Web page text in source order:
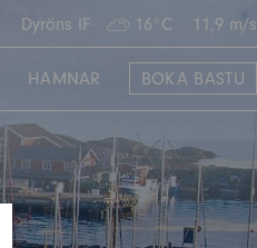
16°C 11,9 m/s
Dyröns IF
HAMNAR BOKA BASTU